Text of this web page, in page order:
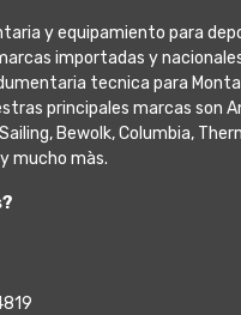
y equipamiento para
importadas y
tecnica para
principales marcas son
Bewolk, Columbia,
mucho màs.